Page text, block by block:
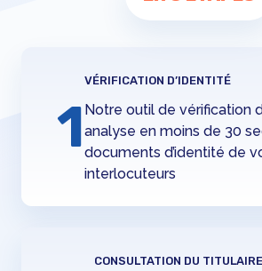
1
VÉRIFICATION D’IDENTITÉ
Notre outil de vérification
analyse en moins de 30
documents d’identité de
interlocuteurs
CONSULTATION DU